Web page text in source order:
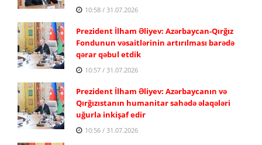
10:58 / 31.07.2026
Prezident İlham Əliyev: Azərbaycan-Qırğız
Fondunun vəsaitlərinin artırılması barədə
qərar qəbul etdik
10:57 / 31.07.2026
Prezident İlham Əliyev: Azərbaycanın və
Qırğızıstanın humanitar sahədə əlaqələri
uğurla inkişaf edir
10:56 / 31.07.2026